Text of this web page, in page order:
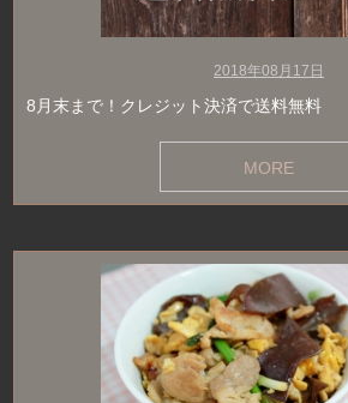
2018年08月17日
8月末まで！クレジット決済で送料無料
MORE